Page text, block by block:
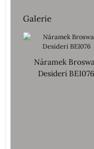
Galerie
Náramek
Desideri BEI076